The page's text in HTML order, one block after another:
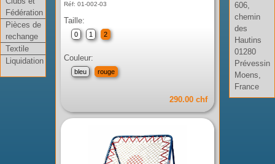
Fédération
Pièces de
rechange
Textile
Liquidation
Réf: 01-002-03
Taille:
0 1 2
Couleur:
bleu rouge
290.00 chf
606,
chemin
des
Hautins
01280
Prévessin
Moens,
France